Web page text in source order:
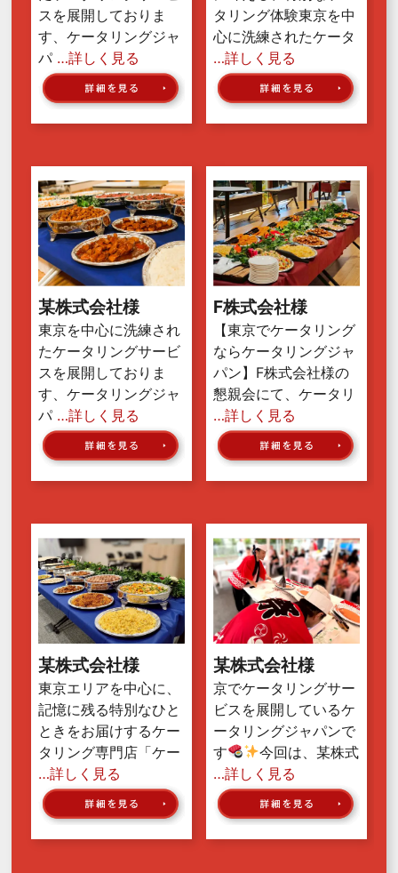
スを展開しておりま
す、ケータリングジャ
パ …詳しく見る
タリング体験東京を中
心に洗練されたケータ
…詳しく見る
某株式会社様
東京を中心に洗練され
たケータリングサービ
スを展開しておりま
す、ケータリングジャ
パ …詳しく見る
F株式会社様
【東京でケータリング
ならケータリングジャ
パン】F株式会社様の
懇親会にて、ケータリ
…詳しく見る
某株式会社様
東京エリアを中心に、
記憶に残る特別なひと
ときをお届けするケー
タリング専門店「ケー
…詳しく見る
某株式会社様
京でケータリングサー
ビスを展開しているケ
ータリングジャパンで
す
今回は、某株式
…詳しく見る